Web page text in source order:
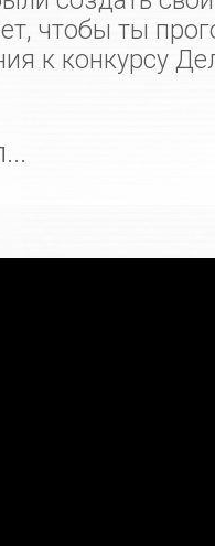
чтобы ты
к конкурсу